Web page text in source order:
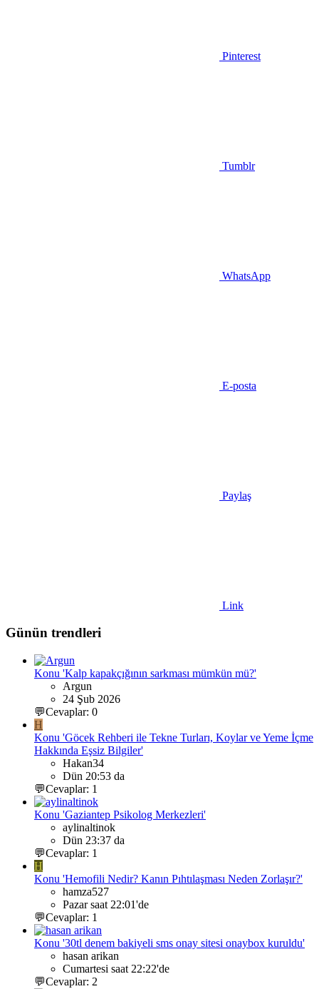
Pinterest
Tumblr
WhatsApp
E-posta
Paylaş
Link
Günün trendleri
Konu 'Kalp kapakçığının sarkması mümkün mü?'
Argun
24 Şub 2026
💬Cevaplar: 0
H
Konu 'Göcek Rehberi ile Tekne Turları, Koylar ve Yeme İçme
Hakkında Eşsiz Bilgiler'
Hakan34
Dün 20:53 da
💬Cevaplar: 1
Konu 'Gaziantep Psikolog Merkezleri'
aylinaltinok
Dün 23:37 da
💬Cevaplar: 1
H
Konu 'Hemofili Nedir? Kanın Pıhtılaşması Neden Zorlaşır?'
hamza527
Pazar saat 22:01'de
💬Cevaplar: 1
Konu '30tl denem bakiyeli sms onay sitesi onaybox kuruldu'
hasan arikan
Cumartesi saat 22:22'de
💬Cevaplar: 2